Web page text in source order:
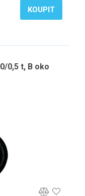
KOUPIT
0,5 t, B oko